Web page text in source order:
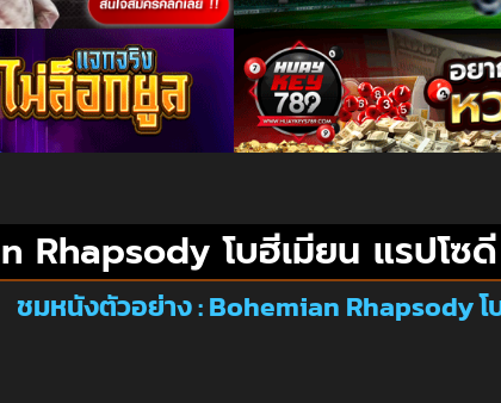
Rhapsody โบฮีเมียน แรปโซ
ชมหนังตัวอย่าง : Bohemian Rhapsody โ